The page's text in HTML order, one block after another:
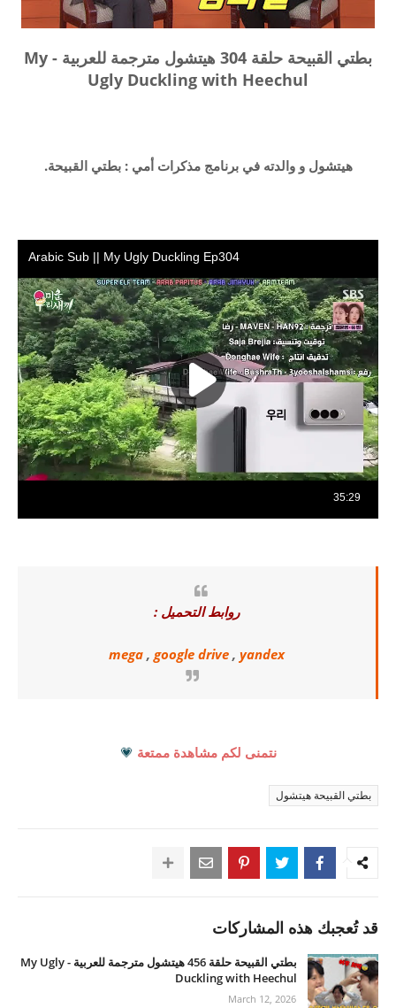
بطتي القبيحة حلقة 304 هيتشول مترجمة للعربية - My
Ugly Duckling with Heechul
هيتشول و والدته في برنامج مذكرات أمي : بطتي القبيحة.
روابط التحميل :
mega , google drive , yandex
نتمنى لكم مشاهدة ممتعة 💗
بطتي القبيحة هيتشول
قد تُعجبك هذه المشاركات
بطتي القبيحة حلقة 456 هيتشول مترجمة للعربية - My Ugly
Duckling with Heechul
March 12, 2026